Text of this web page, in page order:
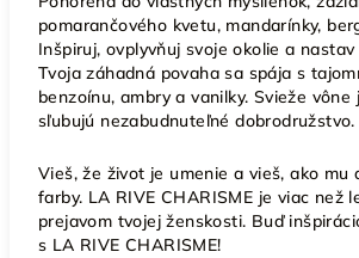
pomarančového kvetu, mandarínky,
Inšpiruj, ovplyvňuj svoje okolie a
Tvoja záhadná povaha sa spája s
benzoínu, ambry a vanilky. Svieže
sľubujú nezabudnuteľné dobrodružstvo.
Vieš, že život je umenie a vieš, ako mu
farby. LA RIVE CHARISME je viac než
prejavom tvojej ženskosti. Buď
s LA RIVE CHARISME!